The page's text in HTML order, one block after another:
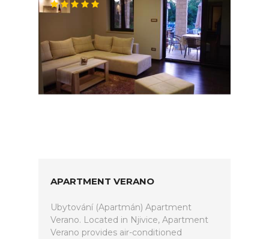
APARTMENT VERANO
Ubytování (Apartmán) Apartment
Verano. Located in Njivice, Apartment
Verano provides air-conditioned